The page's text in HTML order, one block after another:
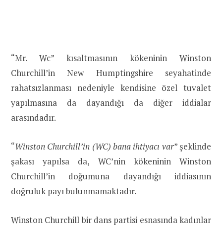
“Mr. Wc” kısaltmasının kökeninin Winston
Churchill’in New Humptingshire seyahatinde
rahatsızlanması nedeniyle kendisine özel tuvalet
yapılmasına da dayandığı da diğer iddialar
arasındadır.
“Winston Churchill’in (WC) bana ihtiyacı var” şeklinde
şakası yapılsa da, WC’nin kökeninin Winston
Churchill’in doğumuna dayandığı iddiasının
doğruluk payı bulunmamaktadır.
Winston Churchill bir dans partisi esnasında kadınlar